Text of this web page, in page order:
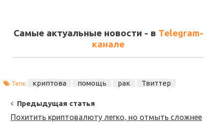
Самые актуальные новости - в Telegram-
канале
Теги: криптова помощь рак Твиттер
Post
Navigation
Предыдущая статья
Похитить криптовалюту легко, но отмыть сложнее